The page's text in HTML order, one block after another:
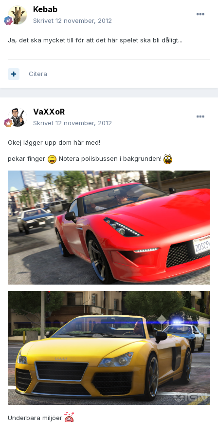
Kebab
Skrivet 12 november, 2012
Ja, det ska mycket till för att det här spelet ska bli dåligt...
Citera
VaXXoR
Skrivet 12 november, 2012
Okej lägger upp dom här med!
pekar finger Notera polisbussen i bakgrunden!
Underbara miljöer